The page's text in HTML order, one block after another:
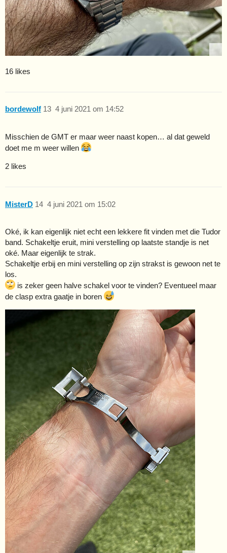
16 likes
bordewolf 4 juni 2021 om 14:52
13
Misschien de GMT er maar weer naast kopen… al dat geweld
doet me m weer willen
2 likes
MisterD 4 juni 2021 om 15:02
14
Oké, ik kan eigenlijk niet echt een lekkere fit vinden met die Tudor
band. Schakeltje eruit, mini verstelling op laatste standje is net
oké. Maar eigenlijk te strak.
Schakeltje erbij en mini verstelling op zijn strakst is gewoon net te
los.
is zeker geen halve schakel voor te vinden? Eventueel maar
de clasp extra gaatje in boren